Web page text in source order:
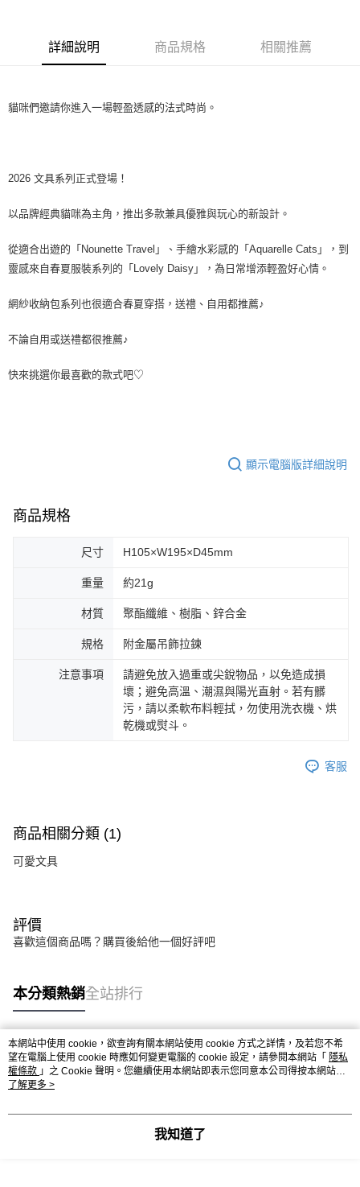
新竹物流宅配
每筆NT$80，滿NT$1,200(含以上)免運費
詳細說明 商品規格 相關推薦
貓咪們邀請你進入一場輕盈透感的法式時尚。
2026 文具系列正式登場！
以品牌經典貓咪為主角，推出多款兼具優雅與玩心的新設計。
從適合出遊的「Nounette Travel」、手繪水彩感的「Aquarelle Cats」，到
靈感來自春夏服裝系列的「Lovely Daisy」，為日常增添輕盈好心情。
網紗收納包系列也很適合春夏穿搭，送禮、自用都推薦♪
不論自用或送禮都很推薦♪
快來挑選你最喜歡的款式吧♡
顯示電腦版詳細說明
商品規格
尺寸 H105×W195×D45mm
重量 約21g
材質 聚酯纖維、樹脂、鋅合金
規格 附金屬吊飾拉鍊
注意事項
請避免放入過重或尖銳物品，以免造成損
壞；避免高溫、潮濕與陽光直射。若有髒
污，請以柔軟布料輕拭，勿使用洗衣機、烘
乾機或熨斗。
客服
商品相關分類 (1)
可愛文具
評價
喜歡這個商品嗎？購買後給他一個好評吧
本分類熱銷全站排行
熱門標籤
本網站中使用 cookie，欲查詢有關本網站使用 cookie 方式之詳情，及若您不希
望在電腦上使用 cookie 時應如何變更電腦的 cookie 設定，請參閱本網站「 隱私
權條款 」之 Cookie 聲明。您繼續使用本網站即表示您同意本公司得按本網站使
用條款之 Cookie 聲明使用 cookie。
了解更多 >
我知道了